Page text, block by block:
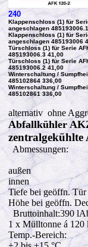
240
Klappenschloss (1) für
angeschlagen
Klappenschloss (1) für
angeschlagen 485193006
Türschloss (1) für Serie
485193006.3 41,00
Türschloss (1) für Serie
485193006.2 41,00
Winterschaltung /
485102864 336,00
Winterschaltung /
485102861 336,00
alternativ ohne
Abfallkühler
zentralgekühlte
Abmessungen:
außen
innen
Tiefe bei geöffn. Tür
Höhe bei geöffn.
Bruttoinhalt:390
1x Mülltonne á 120 l
Temp.-Bereich: